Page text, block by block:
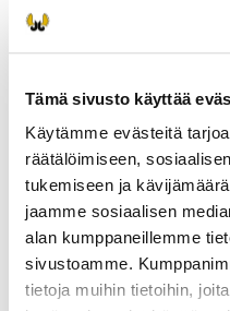
Tämä sivusto käyttää
Käytämme evästeitä
räätälöimiseen,
tukemiseen ja
jaamme sosiaalisen
alan kumppaneillemme
sivustoamme.
tietoja muihin tietoihin,
email.
Ylistaron
Pohjanmaa
040 831 8671